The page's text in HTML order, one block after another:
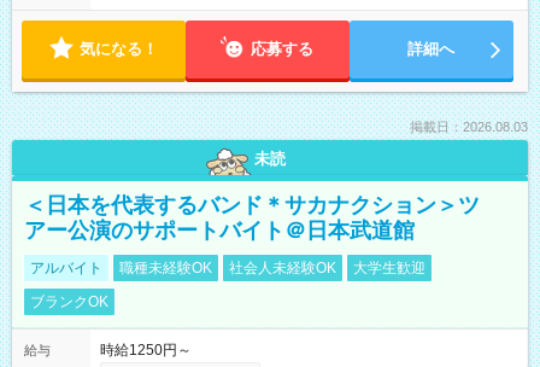
気になる！ 応募する 詳細へ
掲載日：2026.08.03
未読
＜日本を代表するバンド＊サカナクション＞ツ
アー公演のサポートバイト＠日本武道館
アルバイト 職種未経験OK 社会人未経験OK
大学生歓迎
ブランクOK
給与
時給1250円～